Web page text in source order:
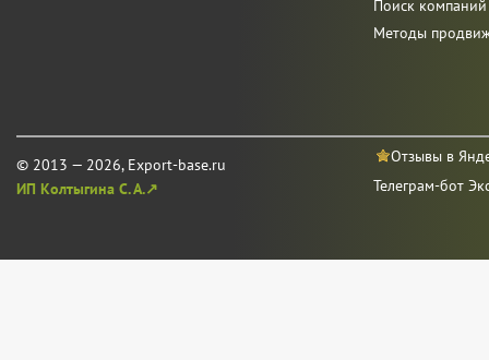
© 2013 — 2026, Export-base.ru
ИП Колтыгина С. А.↗
Поиск
Методы
Отзывы в
Телеграм-бот